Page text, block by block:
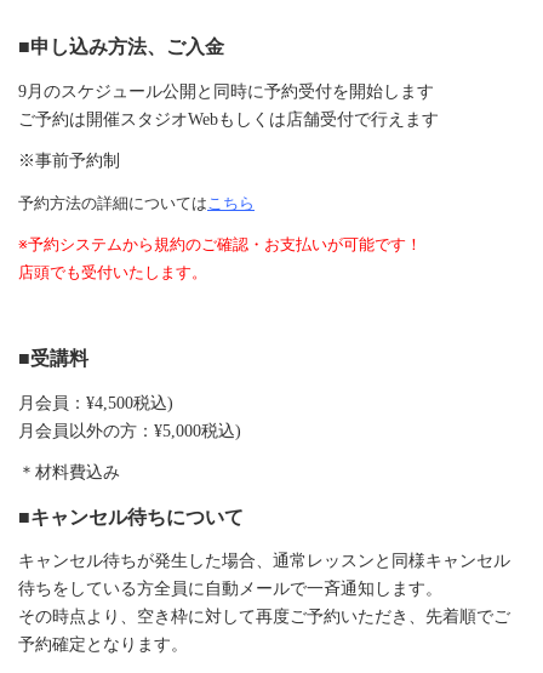
■申し込み方法、ご入金
9月のスケジュール公開と同時に予約受付を開始します
ご予約は開催スタジオWebもしくは店舗受付で行えます
※事前予約制
予約方法の詳細については こちら
※予約システムから規約のご確認・お支払いが可能です！
店頭でも受付いたします。
■受講料
月会員：¥4,500税込)
月会員以外の方：¥5,000税込)
＊材料費込み
■キャンセル待ちについて
キャンセル待ちが発生した場合、通常レッスンと同様キャンセル
待ちをしている方全員に自動メールで一斉通知します。
その時点より、空き枠に対して再度ご予約いただき、先着順でご
予約確定となります。